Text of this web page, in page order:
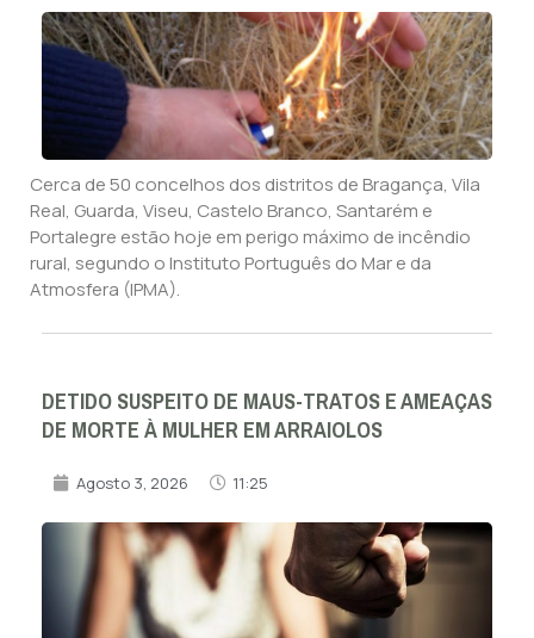
Cerca de 50 concelhos dos distritos de Bragança, Vila
Real, Guarda, Viseu, Castelo Branco, Santarém e
Portalegre estão hoje em perigo máximo de incêndio
rural, segundo o Instituto Português do Mar e da
Atmosfera (IPMA).
DETIDO SUSPEITO DE MAUS-TRATOS E AMEAÇAS
DE MORTE À MULHER EM ARRAIOLOS
Agosto 3, 2026 11:25